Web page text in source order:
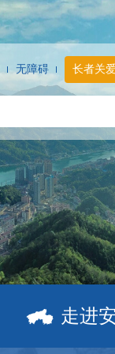
无障碍 长者关
走进